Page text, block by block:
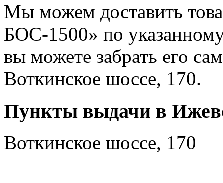
Мы можем доставить
БОС-1500» по
вы можете забрать его
Воткинское шоссе, 170.
Пункты выдачи в
Воткинское шоссе, 170